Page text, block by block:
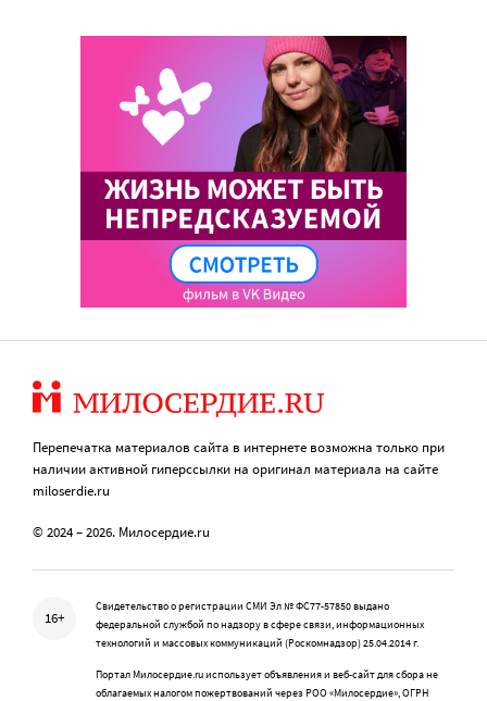
Перепечатка материалов сайта в интернете возможна только при
наличии активной гиперссылки на оригинал материала на сайте
miloserdie.ru
© 2024 – 2026. Милосердие.ru
16+
Свидетельство о регистрации СМИ Эл № ФС77-57850 выдано
федеральной службой по надзору в сфере связи, информационных
технологий и массовых коммуникаций (Роскомнадзор) 25.04.2014 г.
Портал Милосердие.ru использует объявления и веб-сайт для сбора не
облагаемых налогом пожертвований через РОО «Милосердие», ОГРН